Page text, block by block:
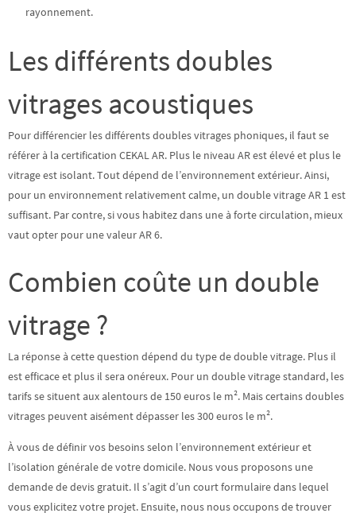
rayonnement.
Les différents doubles
vitrages acoustiques
Pour différencier les différents doubles vitrages phoniques, il faut se
référer à la certification CEKAL AR. Plus le niveau AR est élevé et plus le
vitrage est isolant. Tout dépend de l’environnement extérieur. Ainsi,
pour un environnement relativement calme, un double vitrage AR 1 est
suffisant. Par contre, si vous habitez dans une à forte circulation, mieux
vaut opter pour une valeur AR 6.
Combien coûte un double
vitrage ?
La réponse à cette question dépend du type de double vitrage. Plus il
est efficace et plus il sera onéreux. Pour un double vitrage standard, les
tarifs se situent aux alentours de 150 euros le m². Mais certains doubles
vitrages peuvent aisément dépasser les 300 euros le m².
À vous dedéfinir vos besoinsselon l’environnement extérieur et
l’isolation générale de votre domicile. Nous vous proposons une
demande de devis gratuit. Il s’agit d’un court formulaire dans lequel
vous explicitez votre projet. Ensuite, nous nous occupons de trouver